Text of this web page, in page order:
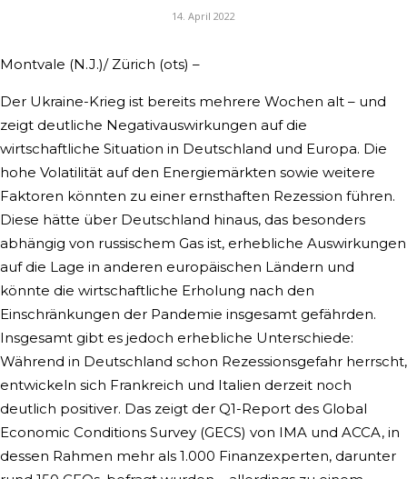
14. April 2022
Montvale (N.J.)/ Zürich (ots) –
Der Ukraine-Krieg ist bereits mehrere Wochen alt – und
zeigt deutliche Negativauswirkungen auf die
wirtschaftliche Situation in Deutschland und Europa. Die
hohe Volatilität auf den Energiemärkten sowie weitere
Faktoren könnten zu einer ernsthaften Rezession führen.
Diese hätte über Deutschland hinaus, das besonders
abhängig von russischem Gas ist, erhebliche Auswirkungen
auf die Lage in anderen europäischen Ländern und
könnte die wirtschaftliche Erholung nach den
Einschränkungen der Pandemie insgesamt gefährden.
Insgesamt gibt es jedoch erhebliche Unterschiede:
Während in Deutschland schon Rezessionsgefahr herrscht,
entwickeln sich Frankreich und Italien derzeit noch
deutlich positiver. Das zeigt der Q1-Report des Global
Economic Conditions Survey (GECS) von IMA und ACCA, in
dessen Rahmen mehr als 1.000 Finanzexperten, darunter